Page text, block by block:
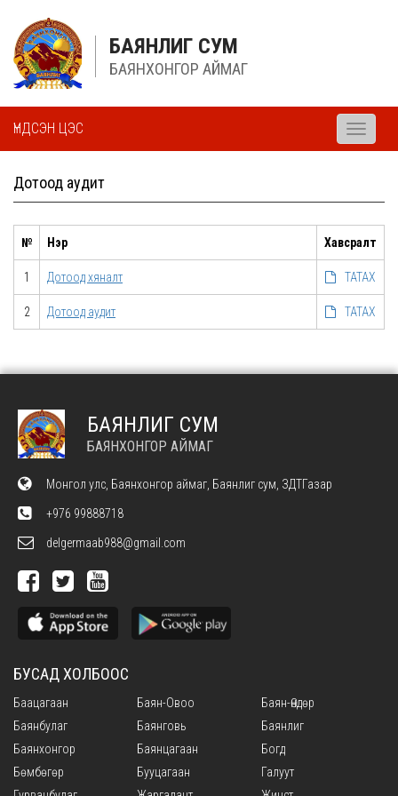
БАЯНЛИГ СУМ
БАЯНХОНГОР АЙМАГ
ҮНДСЭН ЦЭС
Toggle
Дотоод аудит
№ Нэр Хавсралт
1 Дотоод хяналт ТАТАХ
2 Дотоод аудит ТАТАХ
БАЯНЛИГ СУМ
БАЯНХОНГОР АЙМАГ
Монгол улс, Баянхонгор аймаг, Баянлиг сум, ЗДТГазар
+976 99888718
delgermaab988@gmail.com
БУСАД ХОЛБООС
Баацагаан Баян-Овоо
Баян-Өндөр
Баянбулаг
Баянговь
Баянлиг
Баянхонгор
Баянцагаан
Богд
Бөмбөгөр
Бууцагаан
Галуут